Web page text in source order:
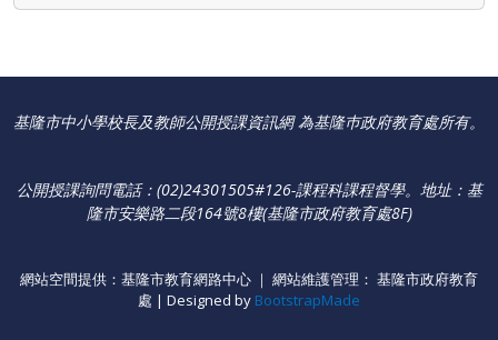
基隆市中小學校長及教師公開授課資訊網 為基隆巿政府教育處所有。
公開授課詢問電話：(02)24301505#126-課程科課程督學。 地址：基
隆市安樂路二段164號8樓(基隆市政府教育處8F)
網站空間提供：基隆市教育網路中心 ｜ 網站維護管理： 基隆市政府教育
處 | Designed by BootstrapMade